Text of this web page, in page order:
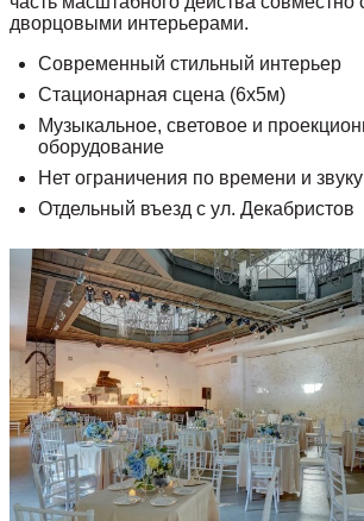
дворцовыми интерьерами.
Современный стильный интерьер
Стационарная сцена (6х5м)
Музыкальное, световое и
оборудование
Нет ограничения по времени и звуку
Отдельный въезд с ул. Декабристов